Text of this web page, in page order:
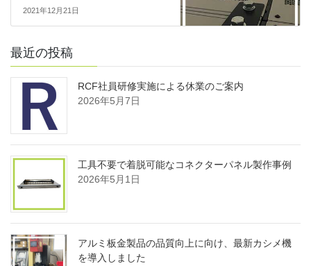
2021年12月21日
最近の投稿
RCF社員研修実施による休業のご案内
2026年5月7日
工具不要で着脱可能なコネクターパネル製作事例
2026年5月1日
アルミ板金製品の品質向上に向け、最新カシメ機
を導入しました